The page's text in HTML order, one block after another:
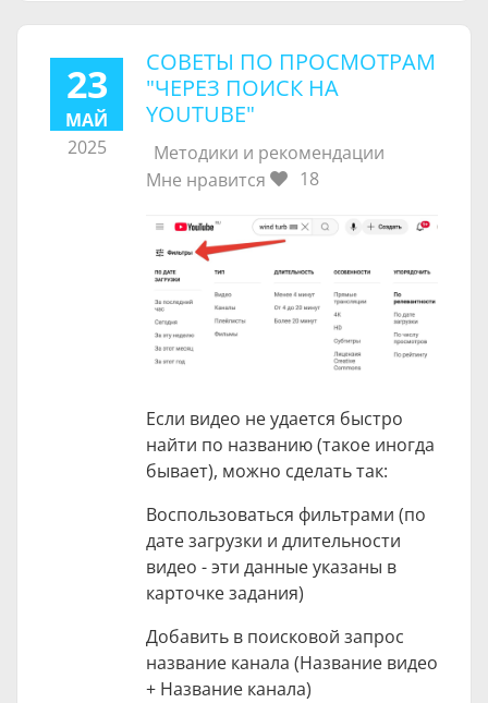
23
МАЙ
2025
СОВЕТЫ ПО ПРОСМОТРАМ
"ЧЕРЕЗ ПОИСК НА
YOUTUBE"
Методики и рекомендации
Мне нравится
18
Если видео не удается быстро
найти по названию (такое иногда
бывает), можно сделать так:
Воспользоваться фильтрами (по
дате загрузки и длительности
видео - эти данные указаны в
карточке задания)
Добавить в поисковой запрос
название канала (Название видео
+ Название канала)